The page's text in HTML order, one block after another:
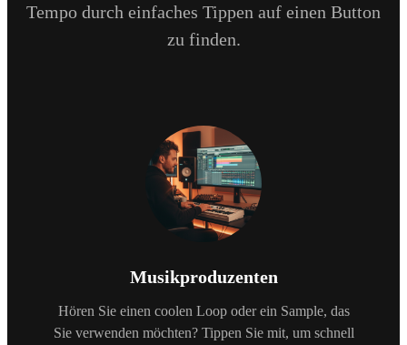
Tempo durch einfaches Tippen auf einen Button
zu finden.
Musikproduzenten
Hören Sie einen coolen Loop oder ein Sample, das
Sie verwenden möchten? Tippen Sie mit, um schnell